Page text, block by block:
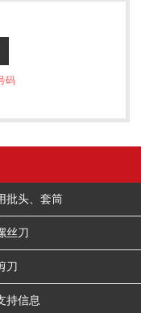
码
批头、套筒
丝刀
刀
持信息